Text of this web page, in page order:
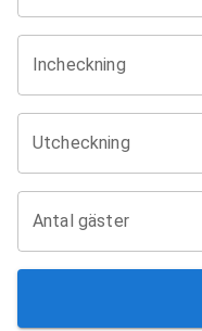
Incheckning
Utcheckning
Antal gäster